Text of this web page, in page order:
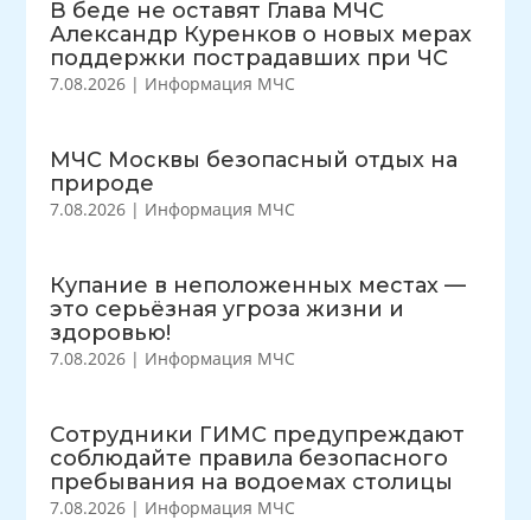
В беде не оставят Глава МЧС
Александр Куренков о новых мерах
поддержки пострадавших при ЧС
7.08.2026 | Информация МЧС
МЧС Москвы безопасный отдых на
природе
7.08.2026 | Информация МЧС
Купание в неположенных местах —
это серьёзная угроза жизни и
здоровью!
7.08.2026 | Информация МЧС
Сотрудники ГИМС предупреждают
соблюдайте правила безопасного
пребывания на водоемах столицы
7.08.2026 | Информация МЧС